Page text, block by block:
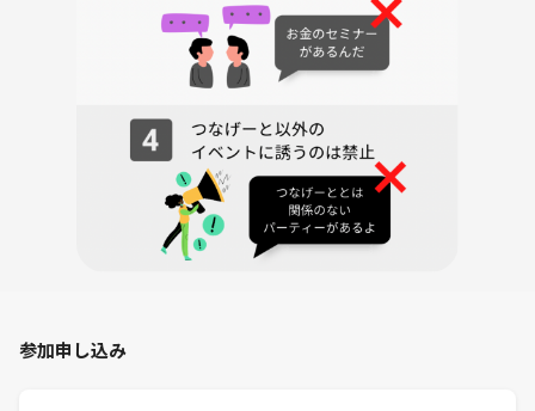
参加申し込み